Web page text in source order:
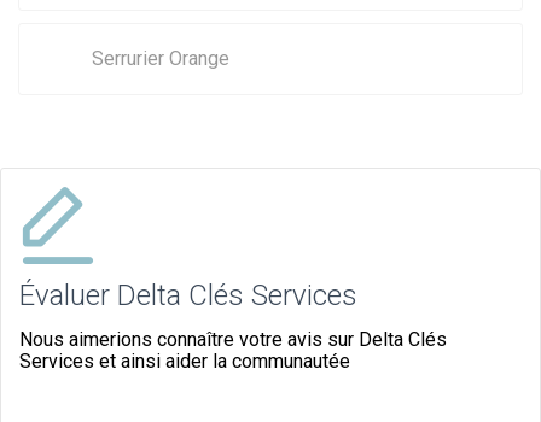
Serrurier Orange
Évaluer Delta Clés Services
Nous aimerions connaître votre avis sur Delta Clés
Services et ainsi aider la communautée